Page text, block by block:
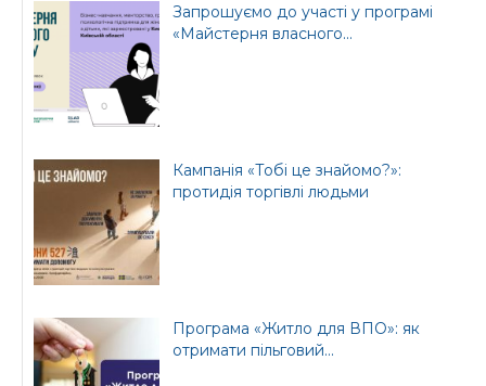
Запрошуємо до участі у програмі
«Майстерня власного...
Кампанія «Тобі це знайомо?»:
протидія торгівлі людьми
Програма «Житло для ВПО»: як
отримати пільговий...